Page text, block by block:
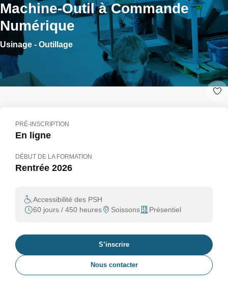
Machine-Outil à Commande
Numérique
Usinage - Outillage
PRÉ-INSCRIPTION
En ligne
DÉBUT DE LA FORMATION
Rentrée 2026
Accessibilité des PSH
60 jours / 450 heures
Soissons Présentiel
S’inscrire
Nous contacter